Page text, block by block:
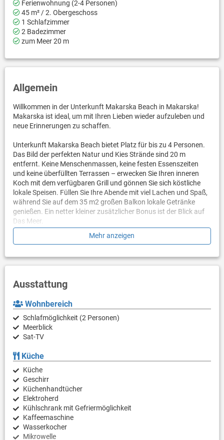
Ferienwohnung (2-4 Personen)
45 m² / 2. Obergeschoss
1 Schlafzimmer
2 Badezimmer
zum Meer 20 m
Allgemein
Willkommen in der Unterkunft Makarska Beach in Makarska!
Makarska ist ideal, um mit Ihren Lieben wieder aufzuleben und
neue Erinnerungen zu schaffen.
Unterkunft Makarska Beach bietet Platz für bis zu 4 Personen.
Das Bild der perfekten Natur und Kies Strände sind 20 m
entfernt. Keine Menschenmassen, keine festen Essenszeiten
und keine überfüllten Terrassen – erwecken Sie Ihren inneren
Koch mit dem verfügbaren Grill und gönnen Sie sich köstliche
lokale Speisen. Füllen Sie Ihre Abende mit viel Lachen und Spaß,
während Sie auf dem 35 m2 großen Balkon lokale Getränke
genießen. Ein netter kleiner zusätzlicher Bonus ist der Blick auf
Das Meer.
Die Unterkunft ist mit allen notwendigen Annehmlichkeiten für
Diensten.
tauchen Sie überall in die unberührte Natur ein. Erkunden Sie die
Sind Sie bereit, Ihren Traumurlaub Wirklichkeit werden zu
lassen? Buchen Sie Unterkunft Makarska Beach, solange noch
verfügbar.
Mehr anzeigen
Ausstattung
Wohnbereich
Schlafmöglichkeit (2 Personen)
Meerblick
Sat-TV
Küche
Küche
Geschirr
Küchenhandtücher
Elektroherd
Kühlschrank mit Gefriermöglichkeit
Kaffeemaschine
Wasserkocher
Mikrowelle